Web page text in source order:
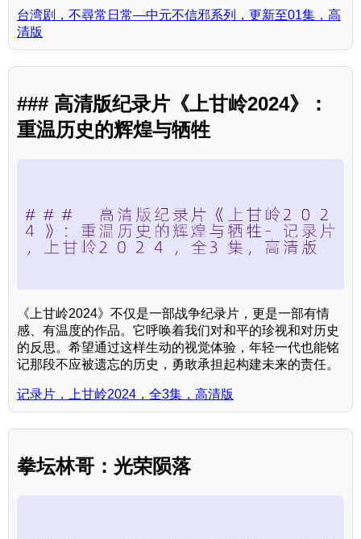
台湾剧，不尋常日常—中元不信邪系列，更新至01集，高
清版
### 高清版纪录片《上甘岭2024》：
重温历史的辉煌与牺牲
《上甘岭2024》不仅是一部战争纪录片，更是一部有情
感、有温度的作品。它呼唤着我们对和平的珍视和对历史
的反思。希望通过这样生动的视觉体验，年轻一代也能铭
记那段不应被遗忘的历史，勇敢承担起构建未来的责任。
记录片，上甘岭2024，全3集，高清版
拳坛林哥：光荣陨落